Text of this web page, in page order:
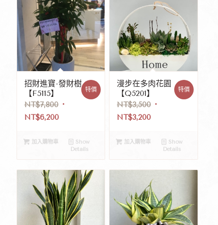
招財進寶-發財樹
【F5115】
NT$7,800
NT$6,200
特價
加入購物車
Show
Details
漫步在多肉花園
【Q5201】
NT$3,500
NT$3,200
特價
加入購物車
Show
Details